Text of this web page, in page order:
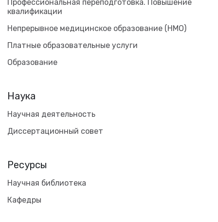
Профессиональная переподготовка. Повышение
квалификации
Непрерывное медицинское образование (НМО)
Платные образовательные услуги
Образование
Наука
Научная деятельность
Диссертационный совет
Ресурсы
Научная библиотека
Кафедры